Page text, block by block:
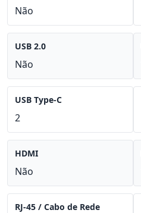
Não
USB 2.0
Não
USB Type-C
2
HDMI
Não
RJ-45 / Cabo de Rede